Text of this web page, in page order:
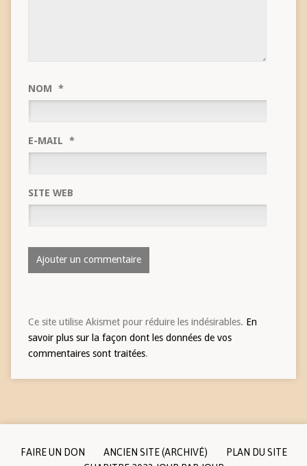
NOM *
E-MAIL *
SITE WEB
Ce site utilise Akismet pour réduire les indésirables. En
savoir plus sur la façon dont les données de vos
commentaires sont traitées.
FAIRE UN DON ANCIEN SITE (ARCHIVÉ)
PLAN DU SITE